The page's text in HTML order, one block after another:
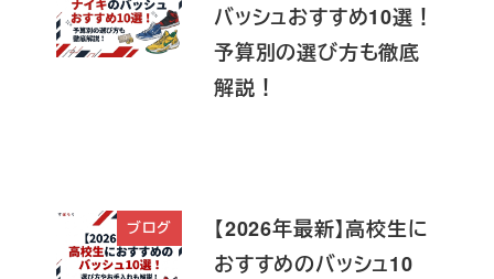
バッシュおすすめ10選！
予算別の選び方も徹底
解説！
ブログ
【2026年最新】高校生に
おすすめのバッシュ10